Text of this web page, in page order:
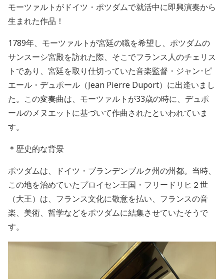
モーツァルトがドイツ・ポツダムで就活中に即興演奏から
生まれた作品！
1789年、モーツァルトが宮廷の職を希望し、ポツダムの
サンスーシ宮殿を訪れた際、そこでフランス人のチェリス
トであり、宮廷を取り仕切っていた音楽監督・ジャン･ピ
エール・デュポール（Jean Pierre Duport）に出逢いまし
た。この変奏曲は、モーツァルトが33歳の時に、デュポ
ールのメヌエットに基づいて作曲されたといわれていま
す。
＊歴史的な背景
ポツダムは、ドイツ・ブランデンブルク州の州都。当時、
この地を治めていたプロイセン王国・フリードリヒ２世
（大王）は、フランス文化に敬意を払い、フランスの音
楽、美術、哲学などをポツダムに結集させていたそうで
す。